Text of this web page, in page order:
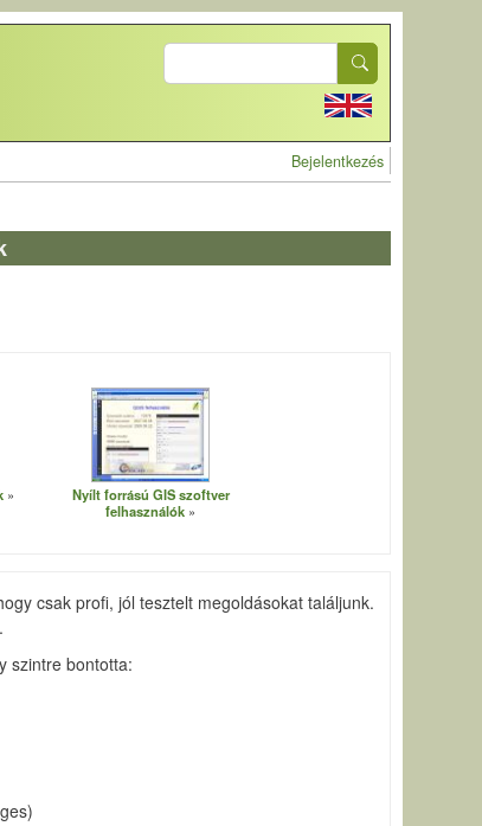
Search
User account
Bejelentkezés
Nyílt forrású GIS szoftver
felhasználók
csak profi, jól tesztelt megoldásokat találjunk.
szintre bontotta: